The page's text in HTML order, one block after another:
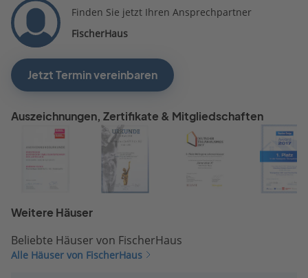
Finden Sie jetzt Ihren Ansprechpartner
FischerHaus
Jetzt Termin vereinbaren
Auszeichnungen, Zertifikate & Mitgliedschaften
Weitere Häuser
Beliebte Häuser von FischerHaus
Alle Häuser von FischerHaus